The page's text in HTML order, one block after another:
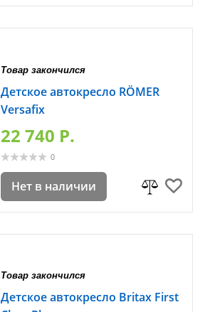
Товар закончился
Детское автокресло RÖMER
Versafix
22 740 P.
0
Нет в наличии
Товар закончился
Детское автокресло Britax First